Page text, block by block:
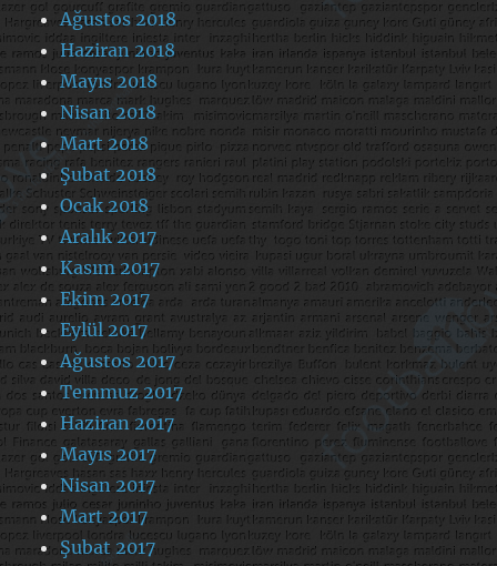
Ağustos 2018
Haziran 2018
Mayıs 2018
Nisan 2018
Mart 2018
Şubat 2018
Ocak 2018
Aralık 2017
Kasım 2017
Ekim 2017
Eylül 2017
Ağustos 2017
Temmuz 2017
Haziran 2017
Mayıs 2017
Nisan 2017
Mart 2017
Şubat 2017